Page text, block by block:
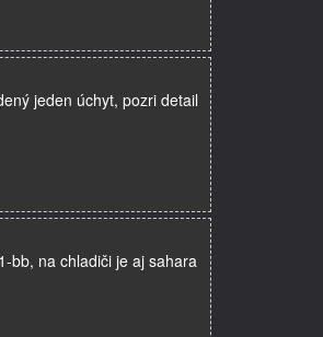
jeden úchyt, pozri detail
bb, na chladiči je aj sahara